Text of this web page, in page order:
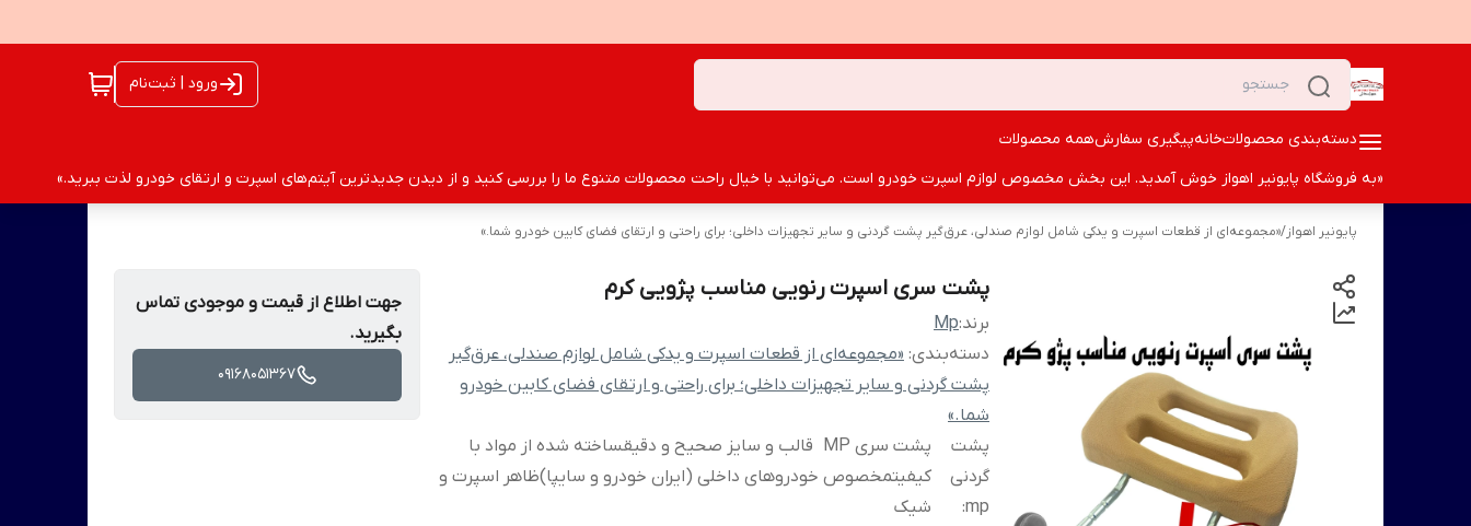
ورود | ثبت‌نام
دسته‌بندی محصولاتخانهپیگیری سفارشهمه محصولات
«به فروشگاه پایونیر اهواز خوش آمدید. این بخش مخصوص لوازم اسپرت خودرو است. می‌توانید با خیال راحت محصولات متنوع ما را بررسی کنید و از دیدن جدیدترین آیتم‌های اسپرت و ارتقای خودرو لذت ببرید.»
پایونیر اهواز/«مجموعه‌ای از قطعات اسپرت و یدکی شامل لوازم صندلی، عرق‌گیر پشت گردنی و سایر تجهیزات داخلی؛ برای راحتی و ارتقای فضای کابین خودرو شما.»
پشت سری اسپرت رنویی مناسب پژویی کرم
برند:Mp
دسته‌بندی: «مجموعه‌ای از قطعات اسپرت و یدکی شامل لوازم صندلی، عرق‌گیر
پشت گردنی و سایر تجهیزات داخلی؛ برای راحتی و ارتقای فضای کابین خودرو
شما.»
پشت
گردنی
mp
:
پشت سری MP قالب و سایز صحیح و دقیقساخته شده از مواد با
کیفیتمخصوص خودروهای داخلی (ایران خودرو و سایپا)ظاهر اسپرت و
شیک
جهت اطلاع از قیمت و موجودی تماس
بگیرید.
09168051367